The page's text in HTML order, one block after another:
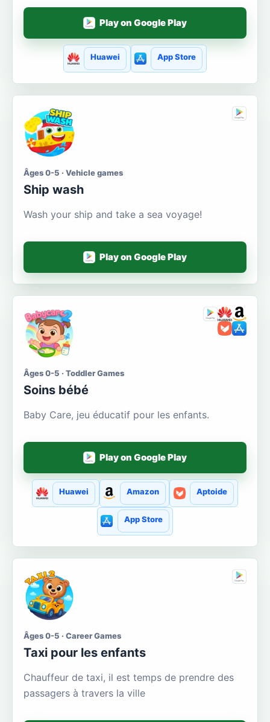
Play on Google Play
Huawei App Store
Âges 0-5 · Vehicle games
Ship wash
Wash your ship and take a sea voyage!
Play on Google Play
Âges 0-5 · Toddler Games
Soins bébé
Baby Care, jeu éducatif pour les enfants.
Play on Google Play
Huawei Amazon Aptoide
App Store
Âges 0-5 · Career Games
Taxi pour les enfants
Chauffeur de taxi, il est temps de prendre des
passagers à travers la ville